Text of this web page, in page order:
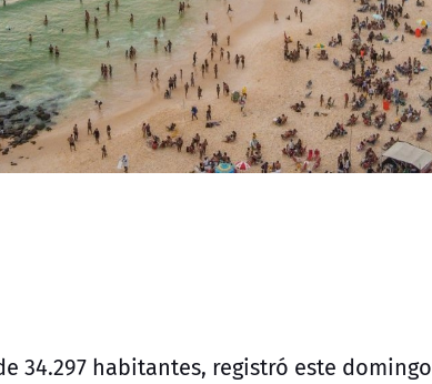
34.297 habitantes, registró este domingo